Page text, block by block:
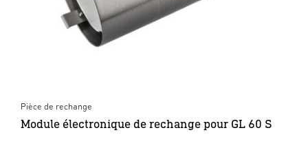
Pièce de rechange
Module électronique de rechange pour GL 60 S